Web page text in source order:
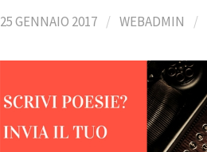
25 GENNAIO 2017 / WEBADMIN /